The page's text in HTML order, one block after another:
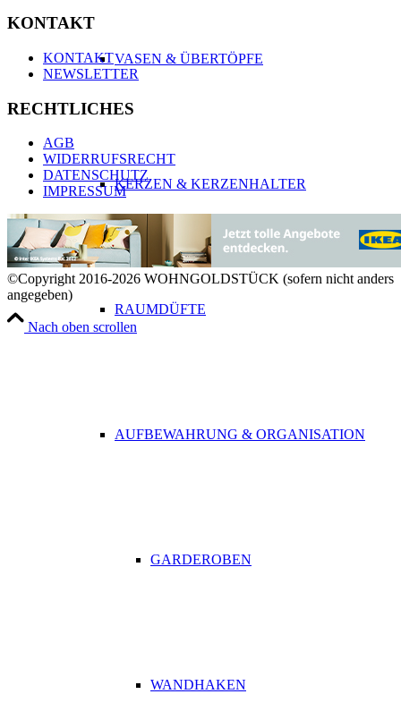
VASEN & ÜBERTÖPFE
KERZEN & KERZENHALTER
RAUMDÜFTE
AUFBEWAHRUNG & ORGANISATION
GARDEROBEN
WANDHAKEN
KONTAKT
KONTAKT
NEWSLETTER
RECHTLICHES
AGB
WIDERRUFSRECHT
DATENSCHUTZ
IMPRESSUM
©Copyright 2016-2026 WOHNGOLDSTÜCK (sofern nicht anders
angegeben)
Nach oben scrollen